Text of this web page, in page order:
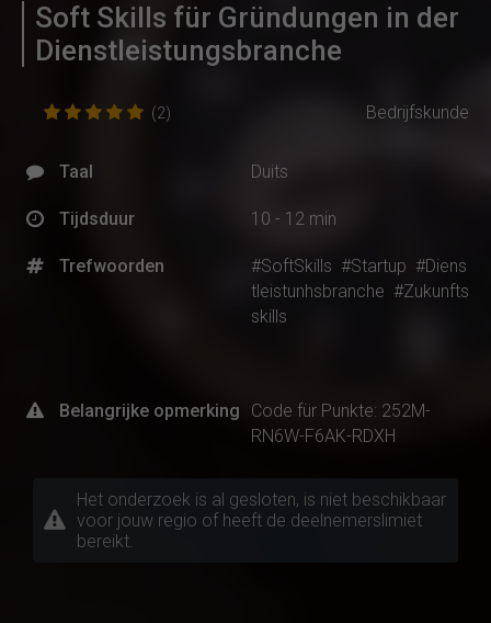
Soft Skills für Gründungen in der
Dienstleistungsbranche
(2) Bedrijfskunde
Taal Duits
Tijdsduur 10 - 12 min
Trefwoorden #SoftSkills #Startup #Diens
tleistunhsbranche #Zukunfts
skills
Belangrijke opmerking
Code für Punkte: 252M-
RN6W-F6AK-RDXH
Het onderzoek is al gesloten, is niet beschikbaar
voor jouw regio of heeft de deelnemerslimiet
bereikt.